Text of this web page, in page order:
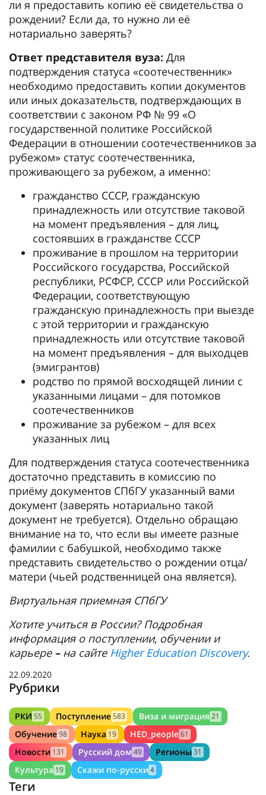
ли я предоставить копию её свидетельства о
рождении? Если да, то нужно ли её
нотариально заверять?
Ответ представителя вуза: Для
подтверждения статуса «соотечественник»
необходимо предоставить копии документов
или иных доказательств, подтверждающих в
соответствии с законом РФ № 99 «О
государственной политике Российской
Федерации в отношении соотечественников за
рубежом» статус соотечественника,
проживающего за рубежом, а именно:
гражданство СССР, гражданскую
принадлежность или отсутствие таковой
на момент предъявления – для лиц,
состоявших в гражданстве СССР
проживание в прошлом на территории
Российского государства, Российской
республики, РСФСР, СССР или Российской
Федерации, соответствующую
гражданскую принадлежность при выезде
с этой территории и гражданскую
принадлежность или отсутствие таковой
на момент предъявления – для выходцев
(эмигрантов)
родство по прямой восходящей линии с
указанными лицами – для потомков
соотечественников
проживание за рубежом – для всех
указанных лиц
Для подтверждения статуса соотечественника
достаточно представить в комиссию по
приёму документов СПбГУ указанный вами
документ (заверять нотариально такой
документ не требуется). Отдельно обращаю
внимание на то, что если вы имеете разные
фамилии с бабушкой, необходимо также
представить свидетельство о рождении отца/
матери (чьей родственницей она является).
Виртуальная приемная СПбГУ
Хотите учиться в России? Подробная
информация о поступлении, обучении и
карьере –на сайте Higher Education Discovery.
22.09.2020
Рубрики
РКИ 55 Поступление583 Виза и миграция 21
Обучение98 Наука 19 HED_people61
Новости 131 Русский дом 49 Регионы31
Культура 19 Скажи по-русски4
Теги